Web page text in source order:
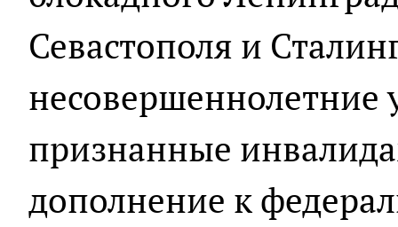
Севастополя и
несовершеннолетние
признанные
дополнение к